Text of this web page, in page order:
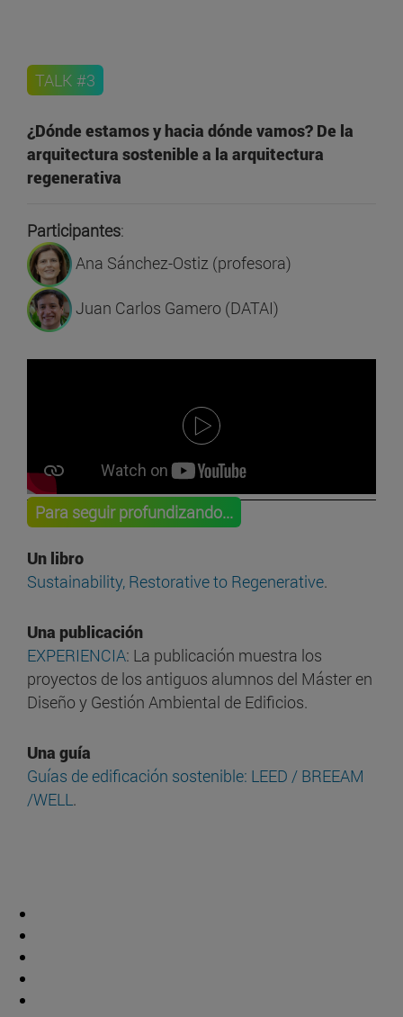
TALK #3
¿Dónde estamos y hacia dónde vamos? De la
arquitectura sostenible a la arquitectura
regenerativa
Participantes:
Ana Sánchez-Ostiz (profesora)
Juan Carlos Gamero (DATAI)
Para seguir profundizando...
Un libro
Sustainability, Restorative to Regenerative.
Una publicación
EXPERIENCIA: La publicación muestra los
proyectos de los antiguos alumnos del Máster en
Diseño y Gestión Ambiental de Edificios.
Una guía
Guías de edificación sostenible: LEED / BREEAM
/WELL .